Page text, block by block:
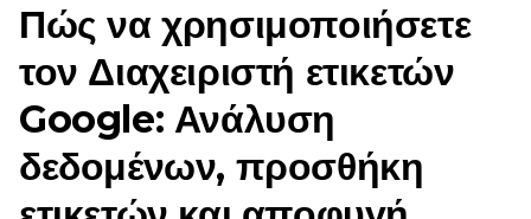
Πώς να χρησιμοποιήσετε
τον Διαχειριστή ετικετών
Google: Ανάλυση
δεδομένων, προσθήκη